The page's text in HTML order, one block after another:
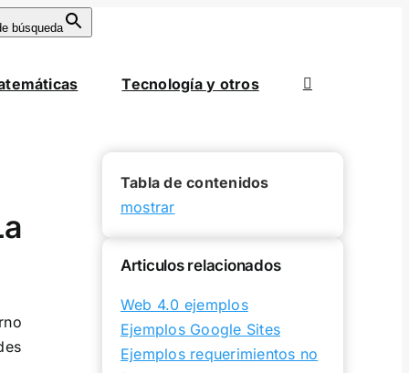
búsqueda
Tecnología y otros
Tabla de contenidos
mostrar
Articulos relacionados
Web 4.0 ejemplos
Ejemplos Google Sites
Ejemplos requerimientos no